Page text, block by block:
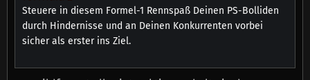
Steuere in diesem Formel-1 Rennspaß Deinen PS-Bolliden
durch Hindernisse und an Deinen Konkurrenten vorbei
sicher als erster ins Ziel.